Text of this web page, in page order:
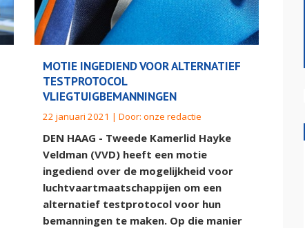
MOTIE INGEDIEND VOOR ALTERNATIEF
TESTPROTOCOL
VLIEGTUIGBEMANNINGEN
22 januari 2021 | Door: onze redactie
DEN HAAG - Tweede Kamerlid Hayke
Veldman (VVD) heeft een motie
ingediend over de mogelijkheid voor
luchtvaartmaatschappijen om een
alternatief testprotocol voor hun
bemanningen te maken. Op die manier